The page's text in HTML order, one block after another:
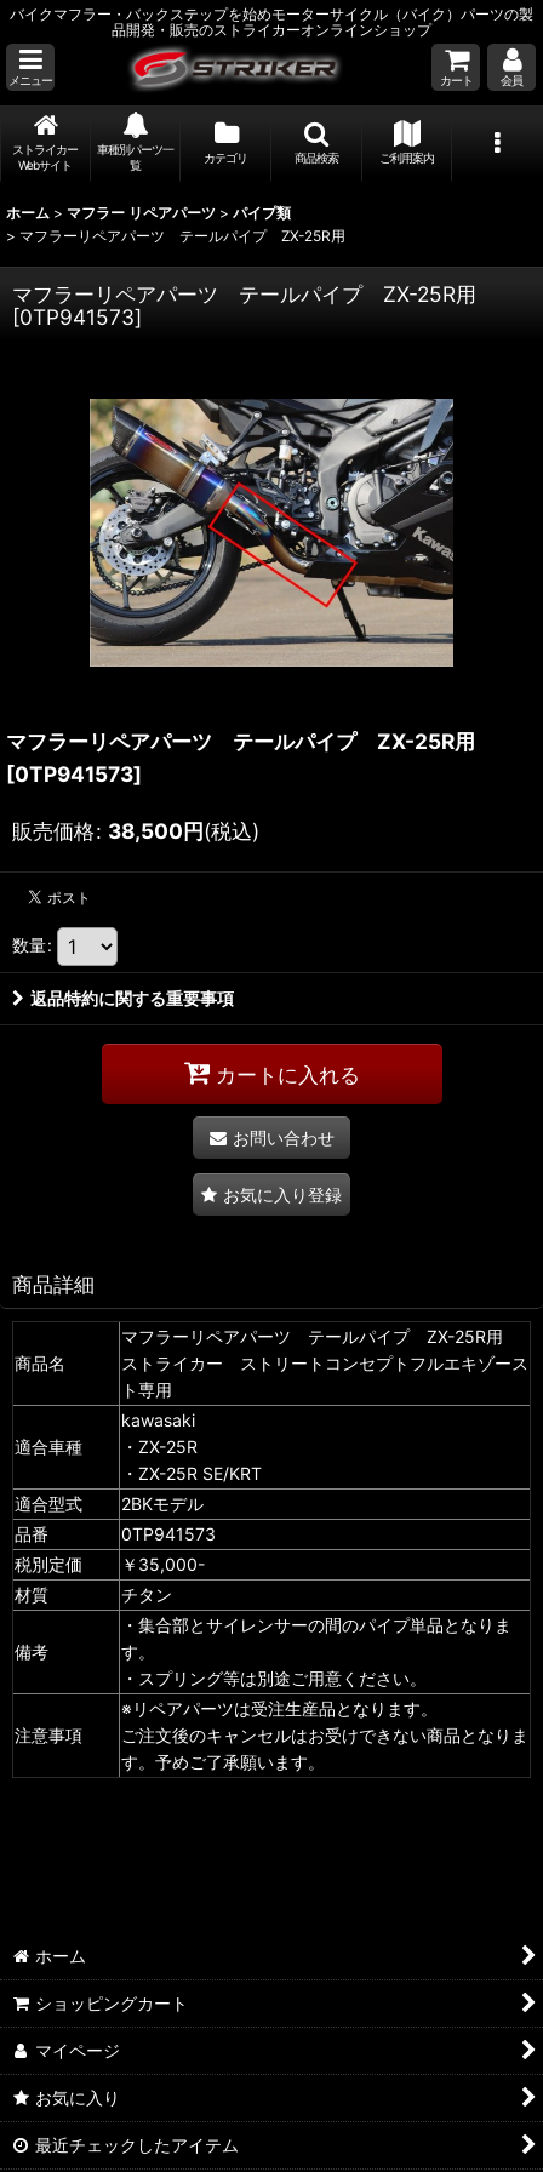
バイクマフラー・バックステップを始めモーターサイクル（バイク）パーツの製
品開発・販売のストライカーオンラインショップ
メニュー カート 会員
ストライカー
Webサイト
車種別パーツ一
覧
カテゴリ 商品検索 ご利用案内
ホーム > マフラー リペアパーツ > パイプ類
> マフラーリペアパーツ テールパイプ ZX-25R用
マフラーリペアパーツ テールパイプ ZX-25R用
[0TP941573]
マフラーリペアパーツ テールパイプ ZX-25R用
[0TP941573]
販売価格: 38,500円(税込)
数量:
返品特約に関する重要事項
カートに入れる
お問い合わせ
お気に入り登録
商品詳細
商品名
マフラーリペアパーツ テールパイプ ZX-25R用
ストライカー ストリートコンセプトフルエキゾース
ト専用
適合車種
kawasaki
・ZX-25R
・ZX-25R SE/KRT
適合型式
2BKモデル
品番
0TP941573
税別定価
￥35,000-
材質
チタン
備考
・集合部とサイレンサーの間のパイプ単品となりま
す。
・スプリング等は別途ご用意ください。
注意事項
※リペアパーツは受注生産品となります。
ご注文後のキャンセルはお受けできない商品となりま
す。予めご了承願います。
ホーム
ショッピングカート
マイページ
お気に入り
最近チェックしたアイテム